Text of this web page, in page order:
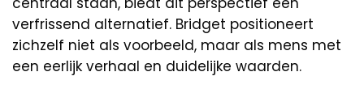
verfrissend alternatief. Bridget positioneert
zichzelf niet als voorbeeld, maar als mens met
een eerlijk verhaal en duidelijke waarden.